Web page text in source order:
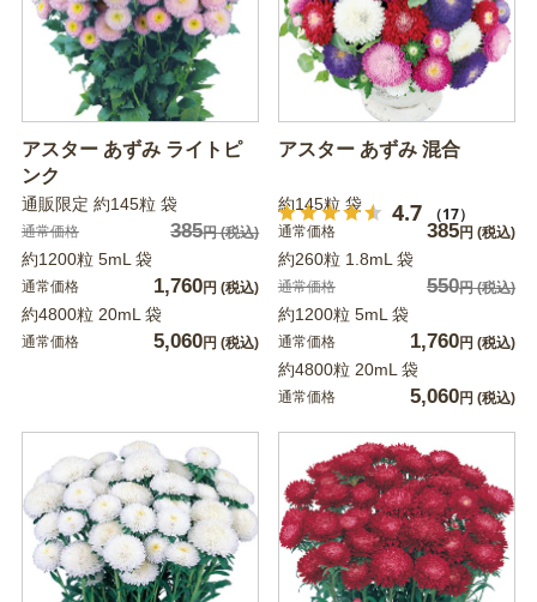
アスター あずみ ライトピ
ンク
通販限定 約145粒 袋
通常価格 385円(税込)
約1200粒 5mL 袋
通常価格 1,760円 (税込)
約4800粒 20mL 袋
通常価格 5,060円 (税込)
アスター あずみ 混合
4.7 （17）
約145粒 袋
通常価格 385円 (税込)
約260粒 1.8mL 袋
通常価格 550円(税込)
約1200粒 5mL 袋
通常価格 1,760円 (税込)
約4800粒 20mL 袋
通常価格 5,060円 (税込)